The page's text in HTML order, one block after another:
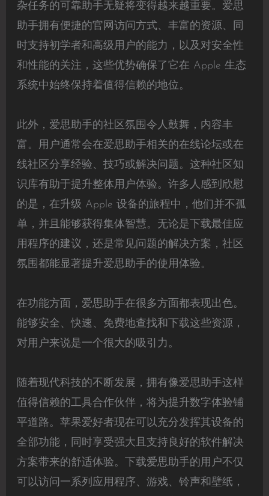
杂任务的可靠助手无疑将变得越来越重要。爱思
助手拥有便捷的官网访问方式、丰富的资源、同
时支持初学者和高级用户的能力，以及对安全性
和性能的关注，这些优势确保了它在 Apple 生态
系统中始终保持着值得信赖的地位。
此外，爱思助手的社区氛围令人鼓舞，内容丰
富。用户通常会在爱思助手相关的在线论坛或在
线社区分享经验、技巧或解决问题。这种社区知
识库有助于提升整体用户体验。许多人感到欣慰
的是，在升级 Apple 设备的旅程中，他们并不孤
单，并且能够获得集体智慧。无论是下载最佳应
用程序的建议，还是常见问题的解决方案，社区
氛围都能显著提升爱思助手的使用体验。
在功能方面，爱思助手在很多方面都表现出色。
能够安全、快速、免费地查找和下载这些资源，
对用户来说是一个很大的吸引力。
随着现代科技的不断发展，拥有像爱思助手这样
值得信赖的工具合作伙伴，将为提升数字体验铺
平道路。苹果爱好者现在可以充分发挥其设备的
全部功能，同时享受强大且支持良好的软件解决
方案带来的舒适体验。下载爱思助手的用户不仅
可以访问一系列应用程序、游戏、铃声和壁纸，